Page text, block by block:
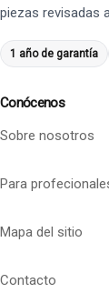
piezas revisadas
1 año de garantía
Conócenos
Sobre nosotros
Para
Mapa del sitio
Contacto